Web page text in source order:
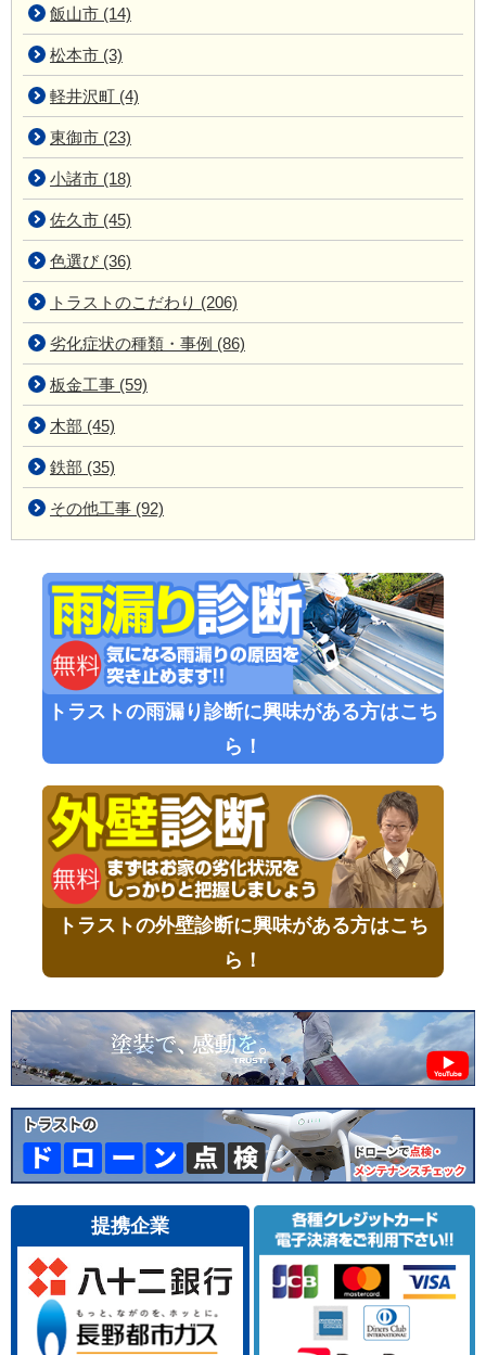
飯山市 (14)
松本市 (3)
軽井沢町 (4)
東御市 (23)
小諸市 (18)
佐久市 (45)
色選び (36)
トラストのこだわり (206)
劣化症状の種類・事例 (86)
板金工事 (59)
木部 (45)
鉄部 (35)
その他工事 (92)
トラストの雨漏り診断に興味がある方はこち
ら！
トラストの外壁診断に興味がある方はこち
ら！
提携企業